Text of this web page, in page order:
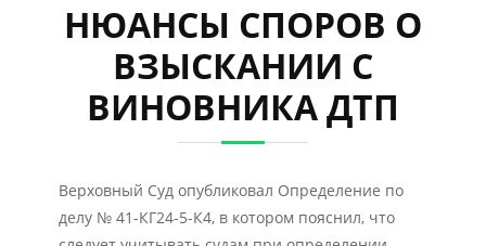
НЮАНСЫ СПОРОВ О
ВЗЫСКАНИИ С
ВИНОВНИКА ДТП
Верховный Суд опубликовал Определение по
делу № 41-КГ24-5-К4, в котором пояснил, что